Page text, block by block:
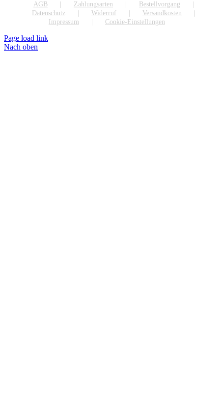
AGB Zahlungsarten
Bestellvorgang
Datenschutz
Widerruf
Versandkosten
Impressum
Cookie-Einstellungen
Page load link
Nach oben